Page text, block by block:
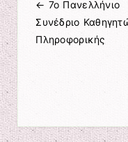
Πλοήγηση
← 7ο Πανελλήνιο
Συνέδριο
Πληροφορικής